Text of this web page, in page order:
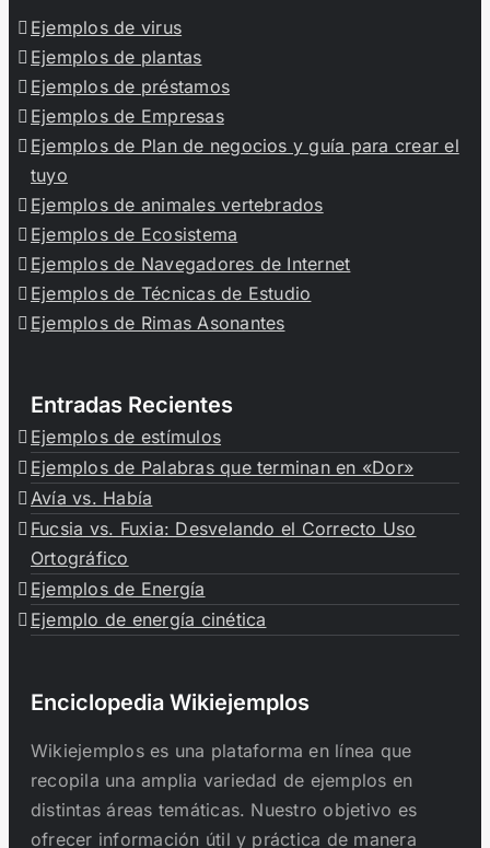
Ejemplos de virus
Ejemplos de plantas
Ejemplos de préstamos
Ejemplos de Empresas
Ejemplos de Plan de negocios y guía para crear el
tuyo
Ejemplos de animales vertebrados
Ejemplos de Ecosistema
Ejemplos de Navegadores de Internet
Ejemplos de Técnicas de Estudio
Ejemplos de Rimas Asonantes
Entradas Recientes
Ejemplos de estímulos
Ejemplos de Palabras que terminan en «Dor»
Avía vs. Había
Fucsia vs. Fuxia: Desvelando el Correcto Uso
Ortográfico
Ejemplos de Energía
Ejemplo de energía cinética
Enciclopedia Wikiejemplos
Wikiejemplos es una plataforma en línea que
recopila una amplia variedad de ejemplos en
distintas áreas temáticas. Nuestro objetivo es
ofrecer información útil y práctica de manera